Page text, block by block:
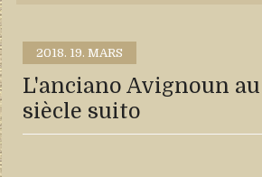
2018. 19. MARS
L'anciano Avignoun
siècle suito